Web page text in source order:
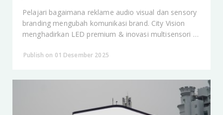
Pelajari bagaimana reklame audio visual dan sensory
branding mengubah komunikasi brand. City Vision
menghadirkan LED premium & inovasi multisensori di
Publish on 01 Desember 2025